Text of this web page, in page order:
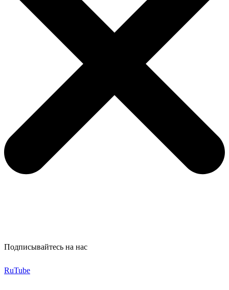
Подписывайтесь на нас
RuTube